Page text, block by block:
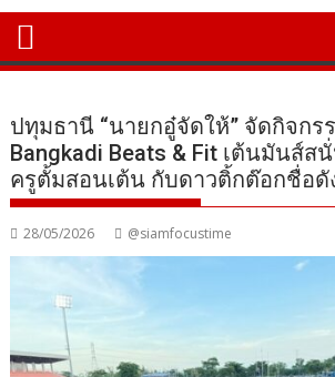
ปทุมธานี “นายกอู๋จัดให้” จัดกิจกร
Bangkadi Beats & Fit เต้นมันส์ส
ครูตั้มสอนเต้น กับดาวติ้กต๊อกชื่อดั
28/05/2026 @siamfocustime